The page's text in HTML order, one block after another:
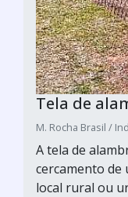
Tela de
M. Rocha Brasil /
A tela de
cercamento de
local rural ou